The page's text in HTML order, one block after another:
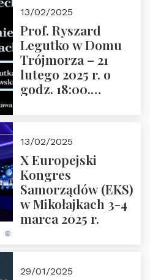
13/02/2025
Prof. Ryszard
Legutko w Domu
Trójmorza – 21
lutego 2025 r. o
godz. 18:00.
Zapraszamy
13/02/2025
X Europejski
Kongres
Samorządów (EKS)
w Mikołajkach 3-4
marca 2025 r.
29/01/2025